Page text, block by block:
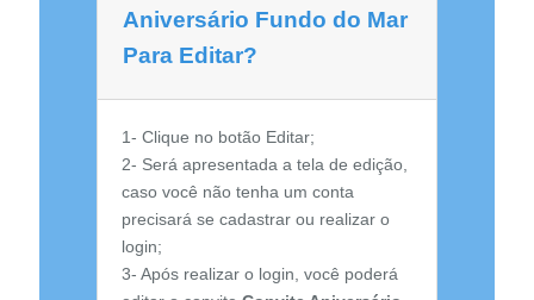
Aniversário Fundo do Mar
Para Editar?
1- Clique no botão Editar;
2- Será apresentada a tela de edição,
caso você não tenha um conta
precisará se cadastrar ou realizar o
login;
3- Após realizar o login, você poderá